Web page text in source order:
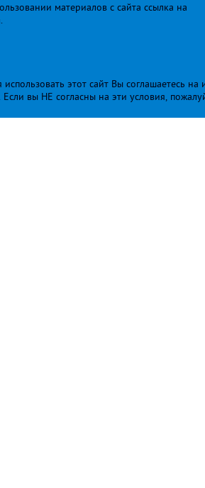
материалов с сайта ссылка на
этот сайт Вы соглашаетесь
Если вы НЕ согласны на эти условия,